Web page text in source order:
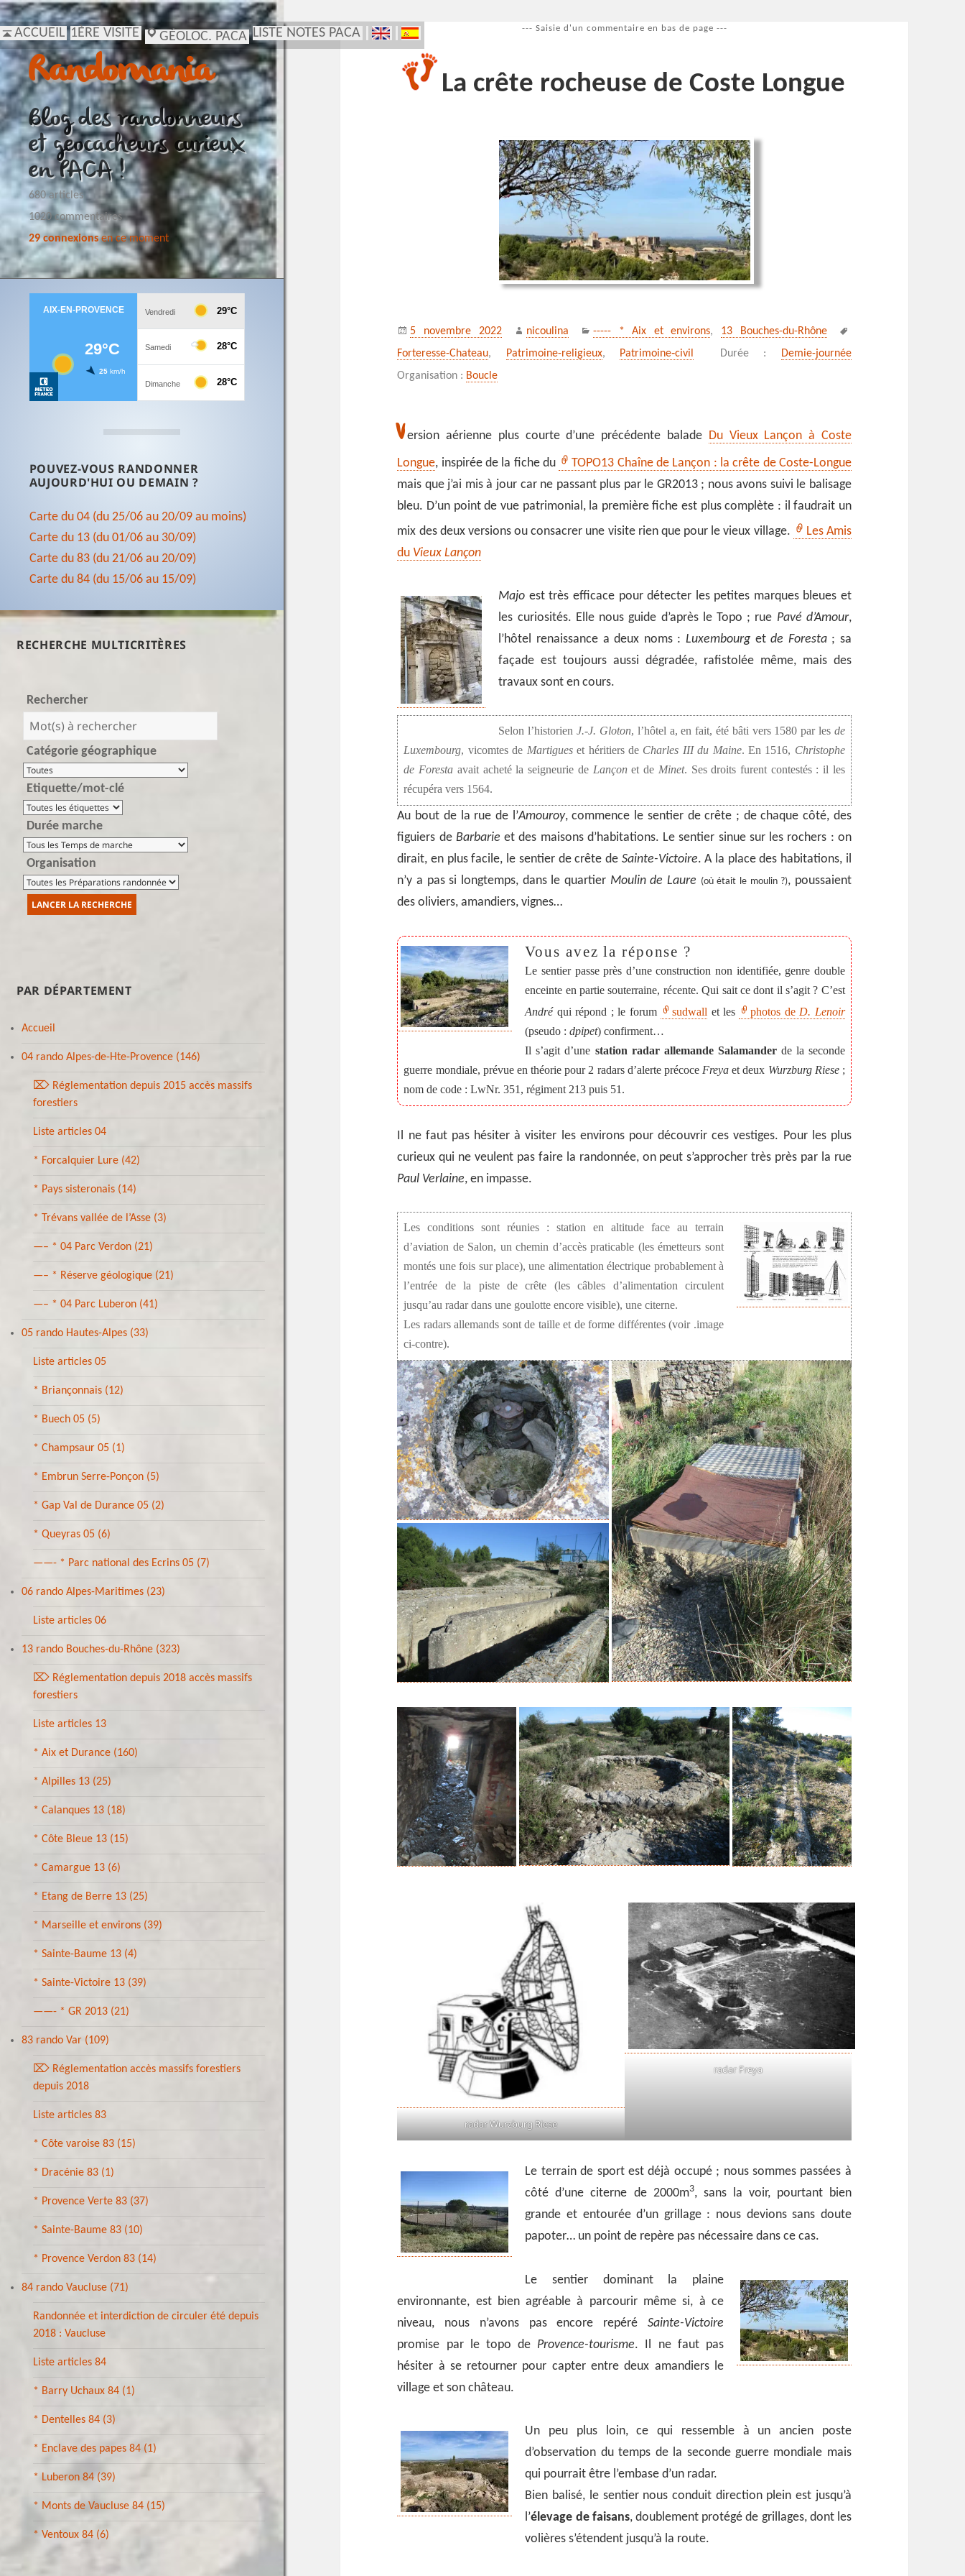
ACCUEIL 1ÈRE VISITE GÉOLOC. PACA LISTE NOTES PACA
Randomania
Blog des randonneurs
et geocacheurs curieux
en PACA !
680 articles
1020 commentaires
29 connexionsen ce moment
POUVEZ-VOUS RANDONNER
AUJOURD'HUI OU DEMAIN ?
Carte du 04 (du 25/06 au 20/09 au moins)
Carte du 13 (du 01/06 au 30/09)
Carte du 83 (du 21/06 au 20/09)
Carte du 84 (du 15/06 au 15/09)
RECHERCHE MULTICRITÈRES
Rechercher
Catégorie géographique
Etiquette/mot-clé
Durée marche
Organisation
PAR DÉPARTEMENT
Accueil
04 rando Alpes-de-Hte-Provence (146)
⌦ Réglementation depuis 2015 accès massifs
forestiers
Liste articles 04
* Forcalquier Lure (42)
* Pays sisteronais (14)
* Trévans vallée de l’Asse (3)
—– * 04 Parc Verdon (21)
—– * Réserve géologique (21)
—– * 04 Parc Luberon (41)
05 rando Hautes-Alpes (33)
Liste articles 05
* Briançonnais (12)
* Buech 05 (5)
* Champsaur 05 (1)
* Embrun Serre-Ponçon (5)
* Gap Val de Durance 05 (2)
* Queyras 05 (6)
——- * Parc national des Ecrins 05 (7)
06 rando Alpes-Maritimes (23)
Liste articles 06
13 rando Bouches-du-Rhône (323)
⌦ Réglementation depuis 2018 accès massifs
forestiers
Liste articles 13
* Aix et Durance (160)
* Alpilles 13 (25)
* Calanques 13 (18)
* Côte Bleue 13 (15)
* Camargue 13 (6)
* Etang de Berre 13 (25)
* Marseille et environs (39)
* Sainte-Baume 13 (4)
* Sainte-Victoire 13 (39)
——- * GR 2013 (21)
83 rando Var (109)
⌦ Réglementation accès massifs forestiers
depuis 2018
Liste articles 83
* Côte varoise 83 (15)
* Dracénie 83 (1)
* Provence Verte 83 (37)
* Sainte-Baume 83 (10)
* Provence Verdon 83 (14)
84 rando Vaucluse (71)
Randonnée et interdiction de circuler été depuis
2018 : Vaucluse
Liste articles 84
* Barry Uchaux 84 (1)
* Dentelles 84 (3)
* Enclave des papes 84 (1)
* Luberon 84 (39)
* Monts de Vaucluse 84 (15)
* Ventoux 84 (6)
--- Saisie d'un commentaire en bas de page ---
La crête rocheuse de Coste Longue
Publié
le
5 novembre 2022 Auteur
nicoulina Catégories
----- * Aix et environs, 13 Bouches-du-Rhône
Forteresse-Chateau, Patrimoine-religieux, Patrimoine‑civil Durée :
Demie-journée
Organisation : Boucle
Version aérienne plus courte d’une précédente balade Du Vieux Lançon à Coste
Longue, inspirée de la fiche du
TOPO13 Chaîne de Lançon : la crête de Coste-Longue
mais que j’ai mis à jour car ne passant plus par le GR2013 ; nous avons suivi le balisage
bleu. D’un point de vue patrimonial, la première fiche est plus complète : il faudrait un
mix des deux versions ou consacrer une visite rien que pour le vieux village.
Les Amis
du Vieux Lançon
Majo est très efficace pour détecter les petites marques bleues et
les curiosités. Elle nous guide d’après le Topo ; rue Pavé d’Amour,
l’hôtel renaissance a deux noms : Luxembourgetde Foresta; sa
façade est toujours aussi dégradée, rafistolée même, mais des
travaux sont en cours.
Selon l’historienJ.-J. Gloton, l’hôtel a, en fait, été bâti vers 1580 par les de
Luxembourg, vicomtes de Martigueset héritiers de Charles III du Maine. En 1516, Christophe
de Foresta avait acheté la seigneurie de Lançonet de Minet. Ses droits furent contestés : il les
récupéra vers 1564.
Au bout de la rue de l’Amouroy, commence le sentier de crête ; de chaque côté, des
figuiers de Barbarieet des maisons d’habitations. Le sentier sinue sur les rochers : on
dirait, en plus facile, le sentier de crête de Sainte-Victoire. A la place des habitations, il
n’y a pas si longtemps, dans le quartier Moulin de Laure (où était le moulin ?), poussaient
des oliviers, amandiers, vignes…
Le sentier passe près d’une construction non identifiée, genre double
enceinte en partie souterraine, récente. Qui sait ce dont il s’agit ? C’est
Andréqui répond ; le forum sudwall et les photos deD. Lenoir
(pseudo :dpipet) confirment…
Il s’agit d’une station radar allemande Salamanderde la seconde
guerre mondiale, prévue en théorie pour 2 radars d’alerte précoceFreya et deux Wurzburg Riese;
nom de code : LwNr. 351, régiment 213 puis 51.
Il ne faut pas hésiter à visiter les environs pour découvrir ces vestiges. Pour les plus
curieux qui ne veulent pas faire la randonnée, on peut s’approcher très près par la rue
Paul Verlaine, en impasse.
Les conditions sont réunies : station en altitude face au terrain
d’aviation de Salon, un chemin d’accès praticable (les émetteurs sont
montés une fois sur place), une alimentation électrique probablement à
l’entrée de la piste de crête (les câbles d’alimentation circulent
jusqu’au radar dans une goulotte encore visible), une citerne.
Les radars allemands sont de taille et de forme différentes (voir .image
ci-contre).
radar Wurzburg Riese
radar Freya
Le terrain de sport est déjà occupé ; nous sommes passées à
côté d’une citerne de 2000m3, sans la voir, pourtant bien
grande et entourée d’un grillage : nous devions sans doute
papoter… un point de repère pas nécessaire dans ce cas.
Le sentier dominant la plaine
environnante, est bien agréable à parcourir même si, à ce
niveau, nous n’avons pas encore repéré Sainte-Victoire
promise par le topo de Provence-tourisme. Il ne faut pas
hésiter à se retourner pour capter entre deux amandiers le
village et son château.
Un peu plus loin, ce qui ressemble à un ancien poste
d’observation du temps de la seconde guerre mondiale mais
qui pourrait être l’embase d’un radar.
Bien balisé, le sentier nous conduit direction plein est jusqu’à
l’élevage de faisans, doublement protégé de grillages, dont les
volières s’étendent jusqu’à la route.